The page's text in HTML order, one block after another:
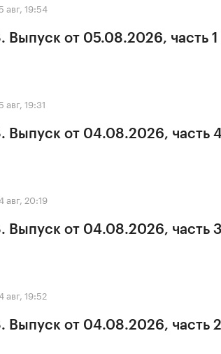
авг, 19:54
Выпуск от 05.08.2026, часть 1
авг, 19:31
Выпуск от 04.08.2026, часть
авг, 20:19
Выпуск от 04.08.2026, часть
авг, 19:52
Выпуск от 04.08.2026, часть 2